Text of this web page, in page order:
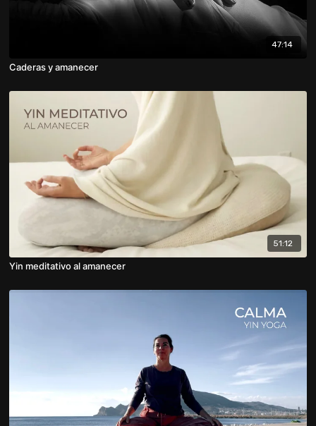
47:14
Caderas y amanecer
51:12
Yin meditativo al amanecer